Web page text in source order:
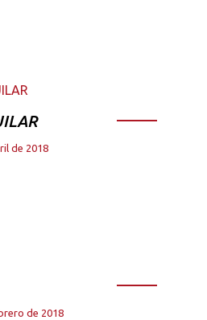
de 2018
de 2018